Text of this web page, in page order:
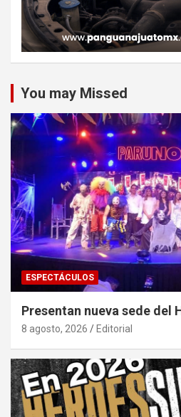
You may Missed
ESPECTÁCULOS
Presentan nueva sede del
8 agosto, 2026 Editorial